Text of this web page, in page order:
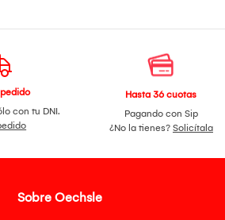
con tu DNI.
Hasta 36 cuotas
Pagando con Sip
¿No la tienes? Solicítala
Sobre Oechsle